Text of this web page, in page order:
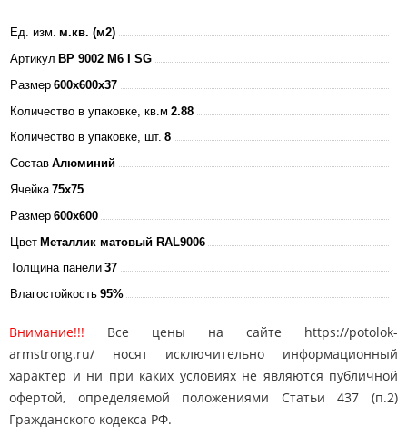
Ед. изм. м.кв. (м2)
Артикул BP 9002 M6 I SG
Размер 600x600x37
Количество в упаковке, кв.м 2.88
Количество в упаковке, шт. 8
Состав Алюминий
Ячейка 75x75
Размер 600x600
Цвет Металлик матовый RAL9006
Толщина панели 37
Влагостойкость 95%
Внимание!!! Все цены на сайте https://potolok-
armstrong.ru/ носят исключительно информационный
характер и ни при каких условиях не являются публичной
офертой, определяемой положениями Статьи 437 (п.2)
Гражданского кодекса РФ.